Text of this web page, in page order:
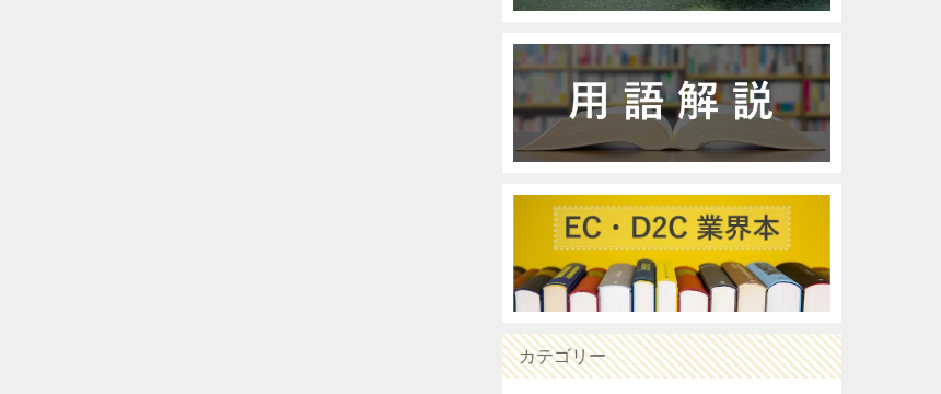
カテゴリー